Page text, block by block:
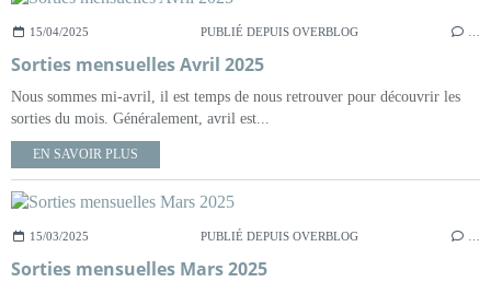
15/04/2025 PUBLIÉ DEPUIS OVERBLOG
Sorties mensuelles Avril 2025
Nous sommes mi-avril, il est temps de nous retrouver pour découvrir les
sorties du mois. Généralement, avril est...
EN SAVOIR PLUS
15/03/2025 PUBLIÉ DEPUIS OVERBLOG
Sorties mensuelles Mars 2025